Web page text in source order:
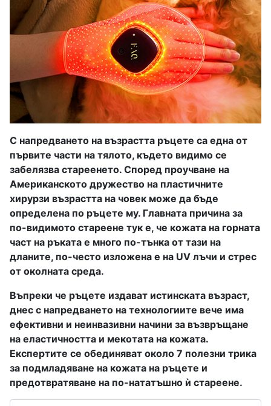
С напредването на възрастта ръцете са една от
първите части на тялото, където видимо се
забелязва стареенето. Според проучване на
Американското дружество на пластичните
хирурзи възрастта на човек може да бъде
определена по ръцете му. Главната причина за
по-видимото стареене тук е, че кожата на горната
част на ръката е много по-тънка от тази на
дланите, по-често изложена е на UV лъчи и стрес
от околната среда.
Въпреки че ръцете издават истинската възраст,
днес с напредването на технологиите вече има
ефективни и неинвазивни начини за възвръщане
на еластичността и мекотата на кожата.
Експертите се обединяват около 7 полезни трика
за подмладяване на кожата на ръцете и
предотвратяване на по-нататъшно ѝ стареене.